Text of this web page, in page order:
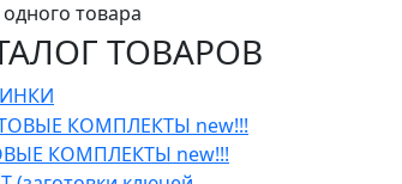
товара
ТОВАРОВ
КОМПЛЕКТЫ new!!!